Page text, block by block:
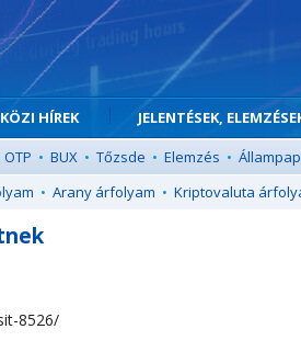
HÍREK JELENTÉSEK,
OTP • BUX • Tőzsde • Elemzés •
• Arany árfolyam • Kriptovaluta
8526/